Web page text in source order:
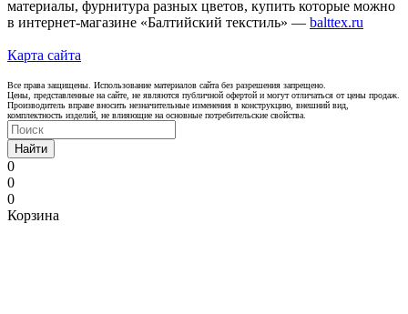
материалы, фурнитура разных цветов, купить которые можно
в интернет-магазине «Балтийский текстиль» — balttex.ru
Карта сайта
Все права защищены. Использование материалов сайта без разрешения запрещено.
Цены, представленные на сайте, не являются публичной офертой и могут отличаться от цены продаж.
Производитель вправе вносить незначительные изменения в конструкцию, внешний вид,
комплектность изделий, не влияющие на основные потребительские свойства.
Найти
0
0
0
Корзина